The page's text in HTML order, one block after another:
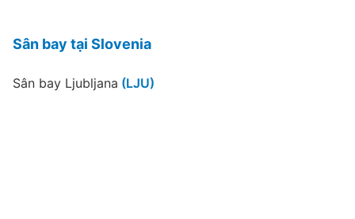
Sân bay tại Slovenia
Sân bay Ljubljana (LJU)